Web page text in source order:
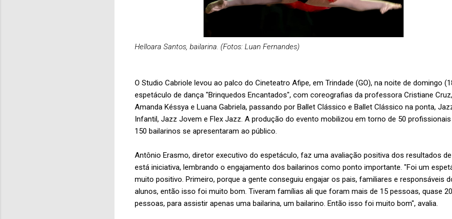
Helloara Santos, bailarina. (Fotos: Luan Fernandes)
O Studio Cabriole levou ao palco do Cineteatro Afipe, em Trindade (GO), na noite de domingo
espetáculo de dança "Brinquedos Encantados", com coreografias da professora Cristiane Cruz,
Amanda Késsya e Luana Gabriela, passando por Ballet Clássico e Ballet Clássico na ponta,
Infantil, Jazz Jovem e Flex Jazz. A produção do evento mobilizou em torno de 50 profissionais
150 bailarinos se apresentaram ao público.
Antônio Erasmo, diretor executivo do espetáculo, faz uma avaliação positiva dos resultados
está iniciativa, lembrando o engajamento dos bailarinos como ponto importante. "Foi um
muito positivo. Primeiro, porque a gente conseguiu engajar os pais, familiares e responsáveis
alunos, então isso foi muito bom. Tiveram famílias ali que foram mais de 15 pessoas, quase 20
pessoas, para assistir apenas uma bailarina, um bailarino. Então isso foi muito bom", avalia.